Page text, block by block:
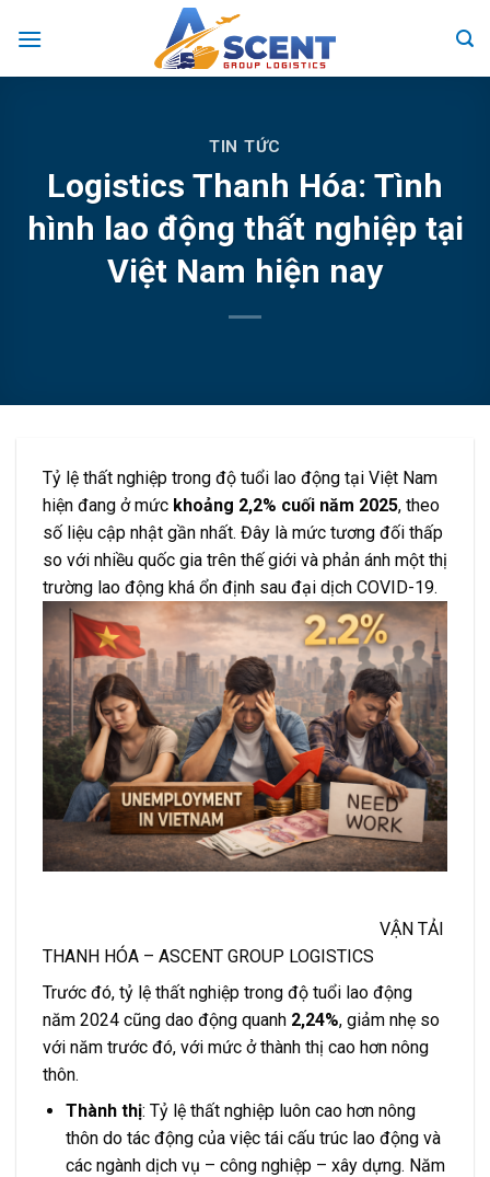
TIN TỨC
Logistics Thanh Hóa: Tình
hình lao động thất nghiệp tại
Việt Nam hiện nay
Tỷ lệ thất nghiệp trong độ tuổi lao động tại Việt Nam
hiện đang ở mức khoảng 2,2% cuối năm 2025, theo
số liệu cập nhật gần nhất. Đây là mức tương đối thấp
so với nhiều quốc gia trên thế giới và phản ánh một thị
trường lao động khá ổn định sau đại dịch COVID-19.
VẬN TẢI
THANH HÓA – ASCENT GROUP LOGISTICS
Trước đó, tỷ lệ thất nghiệp trong độ tuổi lao động
năm 2024 cũng dao động quanh 2,24%, giảm nhẹ so
với năm trước đó, với mức ở thành thị cao hơn nông
thôn.
Thành thị: Tỷ lệ thất nghiệp luôn cao hơn nông
thôn do tác động của việc tái cấu trúc lao động và
các ngành dịch vụ – công nghiệp – xây dựng. Năm